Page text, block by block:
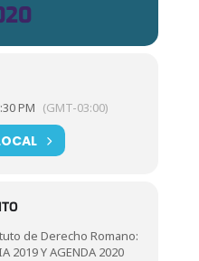
PM (GMT-03:00)
de Derecho Romano:
2019 Y AGENDA 2020